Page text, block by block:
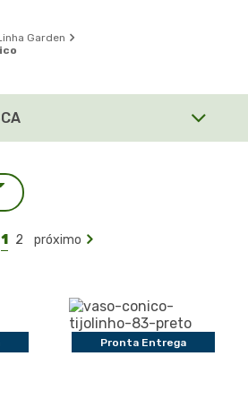
Garden
1 2 próximo
Pronta Entrega